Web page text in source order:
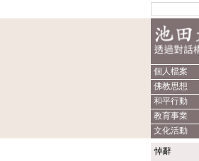
個人檔案
佛教思想
和平行動
教育事業
文化活動
悼辭